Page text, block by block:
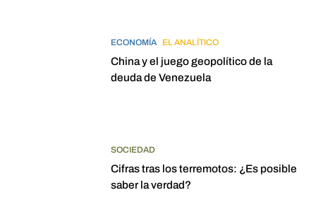
ECONOMÍA EL ANALÍTICO
China y el juego geopolítico de la
deuda de Venezuela
SOCIEDAD
Cifras tras los terremotos: ¿Es posible
saber la verdad?